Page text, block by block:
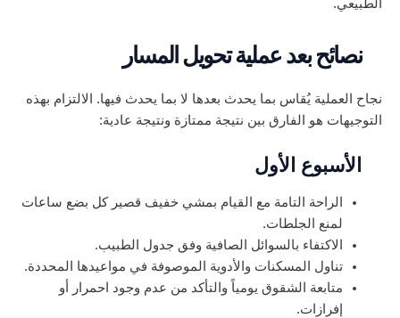
الطبيعي.
نصائح بعد عملية تحويل المسار
نجاح العملية يُقاس بما يحدث بعدها لا بما يحدث فيها. الالتزام بهذه
التوجيهات هو الفارق بين نتيجة ممتازة ونتيجة عادية:
الأسبوع الأول
الراحة التامة مع القيام بمشي خفيف قصير كل بضع ساعات
لمنع الجلطات.
الاكتفاء بالسوائل الصافية وفق جدول الطبيب.
تناول المسكنات والأدوية الموصوفة في مواعيدها المحددة.
متابعة الشقوق يومياً والتأكد من عدم وجود احمرار أو
إفرازات.